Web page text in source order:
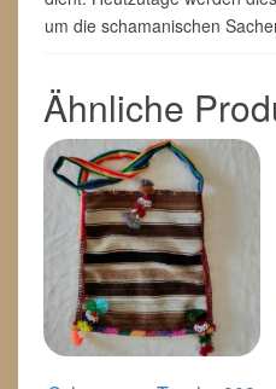
um die schamanischen
Ähnliche